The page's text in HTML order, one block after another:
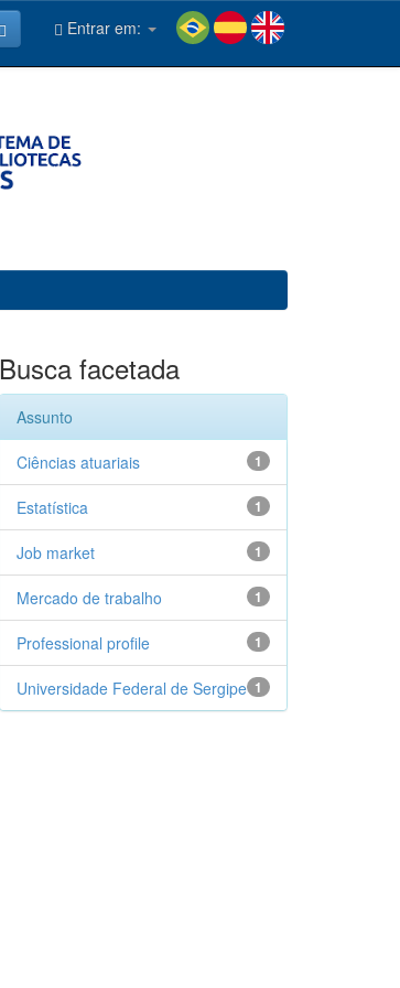
Entrar em:
Busca facetada
Assunto
1
Ciências atuariais
1
Estatística
1
Job market
1
Mercado de trabalho
1
Professional profile
1
Universidade Federal de Sergipe